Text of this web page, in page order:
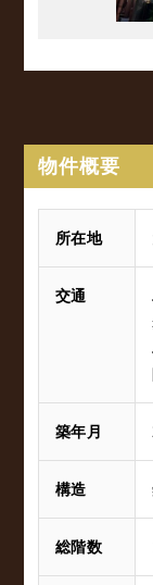
物件概要
所在地
交通
築年月
構造
総階数